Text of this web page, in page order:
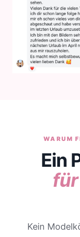
WARUM
Ein
Kein